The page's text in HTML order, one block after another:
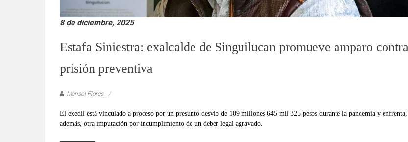
8 de diciembre, 2025
Estafa Siniestra: exalcalde de Singuilucan promueve amparo contra
prisión preventiva
Marisol Flores
El exedil está vinculado a proceso por un presunto desvío de 109 millones 645 mil 325 pesos durante la pandemia y enfrenta,
además, otra imputación por incumplimiento de un deber legal agravado.